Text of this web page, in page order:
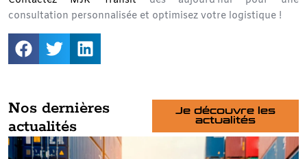
consultation personnalisée et optimisez votre logistique !
Nos dernières
actualités
Je découvre les
actualités